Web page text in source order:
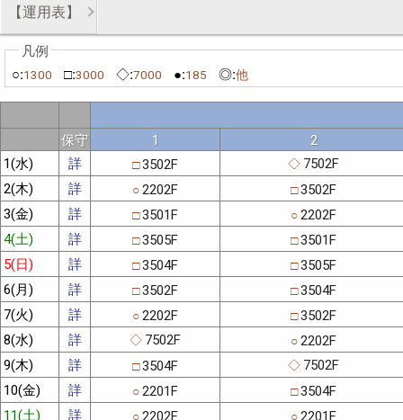
【運用表】
○:1300 □:3000 ◇:7000 ●:185 ◎:他
保守 1
2
1(水)
詳 □3502F ◇ 7502F
2(木)
詳 ○2202F □3502F
3(金)
詳 □3501F ○2202F
4(土)
詳 □3505F □3501F
5(日)
詳 □3504F □3505F
6(月)
詳 □3502F □3504F
7(火)
詳 ○2202F □3502F
8(水)
詳 ◇ 7502F ○2202F
9(木)
詳 □3504F ◇ 7502F
10(金)
詳 ○2201F □3504F
11(土)
詳 ○2202F ○2201F